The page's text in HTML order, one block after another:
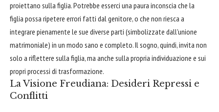
proiettano sulla figlia. Potrebbe esserci una paura inconscia che la
figlia possa ripetere errori fatti dal genitore, o che non riesca a
integrare pienamente le sue diverse parti (simbolizzate dall'unione
matrimoniale) in un modo sano e completo. Il sogno, quindi, invita non
solo a riflettere sulla figlia, ma anche sulla propria individuazione e sui
propri processi di trasformazione.
La Visione Freudiana: Desideri Repressi e
Conflitti